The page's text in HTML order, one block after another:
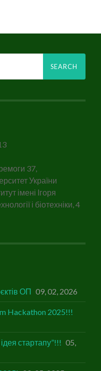
37,
України
імені Ігоря
і біотехніки, 4
ОП 09, 02, 2026
Hackathon 2025!!!
стартапу”!!! 05,